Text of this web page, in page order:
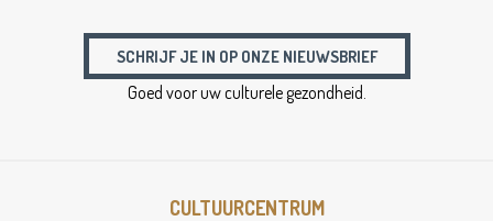
SCHRIJF JE IN OP ONZE NIEUWSBRIEF
Goed voor uw culturele gezondheid.
CULTUURCENTRUM